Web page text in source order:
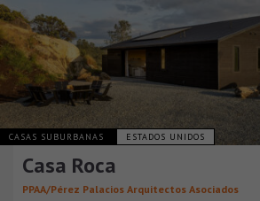
CASAS SUBURBANAS ESTADOS UNIDOS
Casa Roca
PPAA/Pérez Palacios Arquitectos Asociados